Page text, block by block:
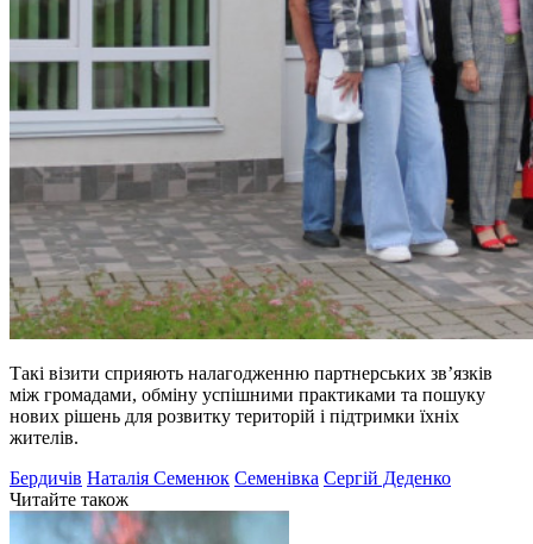
Такі візити сприяють налагодженню партнерських зв’язків
між громадами, обміну успішними практиками та пошуку
нових рішень для розвитку територій і підтримки їхніх
жителів.
Бердичів Наталія Семенюк Семенівка Сергій Деденко
Читайте також